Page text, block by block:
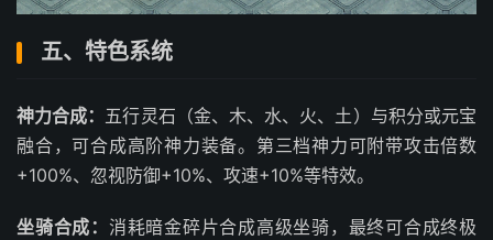
五、特色系统
神力合成： 五行灵石（金、木、水、火、土）与积分或元宝
融合，可合成高阶神力装备。第三档神力可附带攻击倍数
+100%、忽视防御+10%、攻速+10%等特效。
坐骑合成： 消耗暗金碎片合成高级坐骑，最终可合成终极